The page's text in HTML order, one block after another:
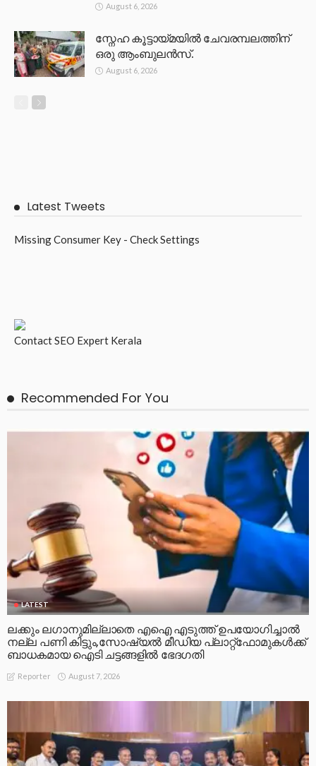
August 6, 2026
സ്നേഹ കൂട്ടായ്മയിൽ ചേവരമ്പലത്തിന്
ഒരു ആംബുലൻസ്.
August 6, 2026
Latest Tweets
Missing Consumer Key - Check Settings
ContactSEO Expert Kerala
Recommended For You
LATEST
ലക്കും ലഗാനുമില്ലാതെ എഐ എടുത്ത് ഉപയോഗിച്ചാല്‍
നല്ല പണി കിട്ടും,സോഷ്യല്‍ മീഡിയ പ്ലാറ്റ്‌ഫോമുകള്‍ക്ക്
ബാധകമായ ഐടി ചട്ടങ്ങളില്‍ ഭേദഗതി
Reporter August 7, 2026